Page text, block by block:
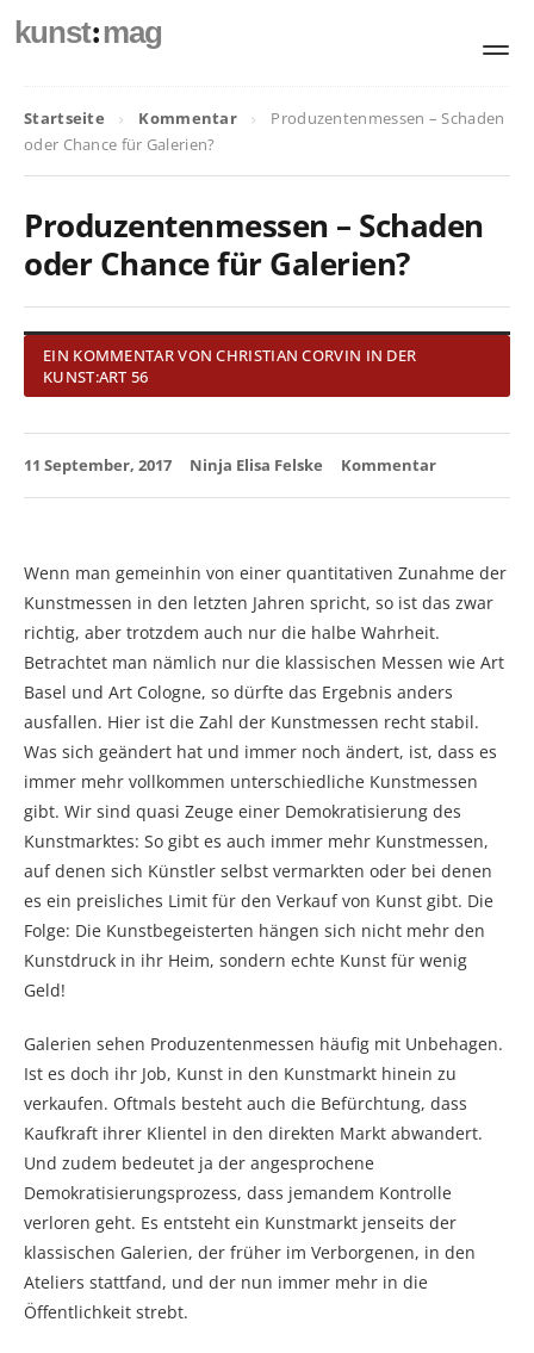
kunst:mag
Startseite Kommentar
Produzentenmessen – Schaden
oder Chance für Galerien?
Produzentenmessen – Schaden
oder Chance für Galerien?
EIN KOMMENTAR VON CHRISTIAN CORVIN IN DER
KUNST:ART 56
11 September, 2017 Ninja Elisa Felske Kommentar
Wenn man gemeinhin von einer quantitativen Zunahme der
Kunstmessen in den letzten Jahren spricht, so ist das zwar
richtig, aber trotzdem auch nur die halbe Wahrheit.
Betrachtet man nämlich nur die klassischen Messen wie Art
Basel und Art Cologne, so dürfte das Ergebnis anders
ausfallen. Hier ist die Zahl der Kunstmessen recht stabil.
Was sich geändert hat und immer noch ändert, ist, dass es
immer mehr vollkommen unterschiedliche Kunstmessen
gibt. Wir sind quasi Zeuge einer Demokratisierung des
Kunstmarktes: So gibt es auch immer mehr Kunstmessen,
auf denen sich Künstler selbst vermarkten oder bei denen
es ein preisliches Limit für den Verkauf von Kunst gibt. Die
Folge: Die Kunstbegeisterten hängen sich nicht mehr den
Kunstdruck in ihr Heim, sondern echte Kunst für wenig
Geld!
Galerien sehen Produzentenmessen häufig mit Unbehagen.
Ist es doch ihr Job, Kunst in den Kunstmarkt hinein zu
verkaufen. Oftmals besteht auch die Befürchtung, dass
Kaufkraft ihrer Klientel in den direkten Markt abwandert.
Und zudem bedeutet ja der angesprochene
Demokratisierungsprozess, dass jemandem Kontrolle
verloren geht. Es entsteht ein Kunstmarkt jenseits der
klassischen Galerien, der früher im Verborgenen, in den
Ateliers stattfand, und der nun immer mehr in die
Öffentlichkeit strebt.